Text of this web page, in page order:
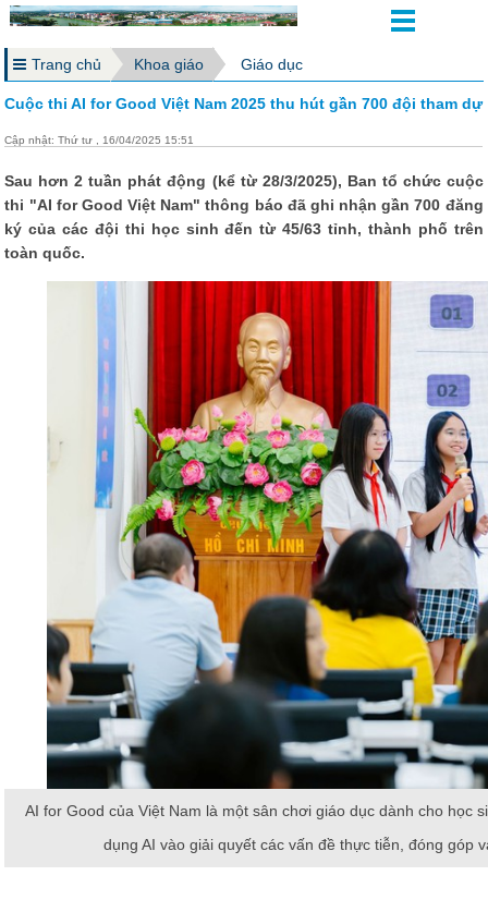
Trang chủ Khoa giáo Giáo dục
Cuộc thi AI for Good Việt Nam 2025 thu hút gần 700 đội tham dự
Cập nhật: Thứ tư , 16/04/2025 15:51
Sau hơn 2 tuần phát động (kể từ 28/3/2025), Ban tổ chức cuộc
thi "AI for Good Việt Nam" thông báo đã ghi nhận gần 700 đăng
ký của các đội thi học sinh đến từ 45/63 tỉnh, thành phố trên
toàn quốc.
AI for Good của Việt Nam là một sân chơi giáo dục dành cho học
dụng AI vào giải quyết các vấn đề thực tiễn, đóng góp